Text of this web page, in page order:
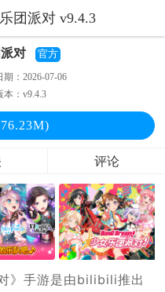
团派对 v9.4.3
对 官方
期：2026-07-06
本：v9.4.3
评论
》手游是由bilibili推出